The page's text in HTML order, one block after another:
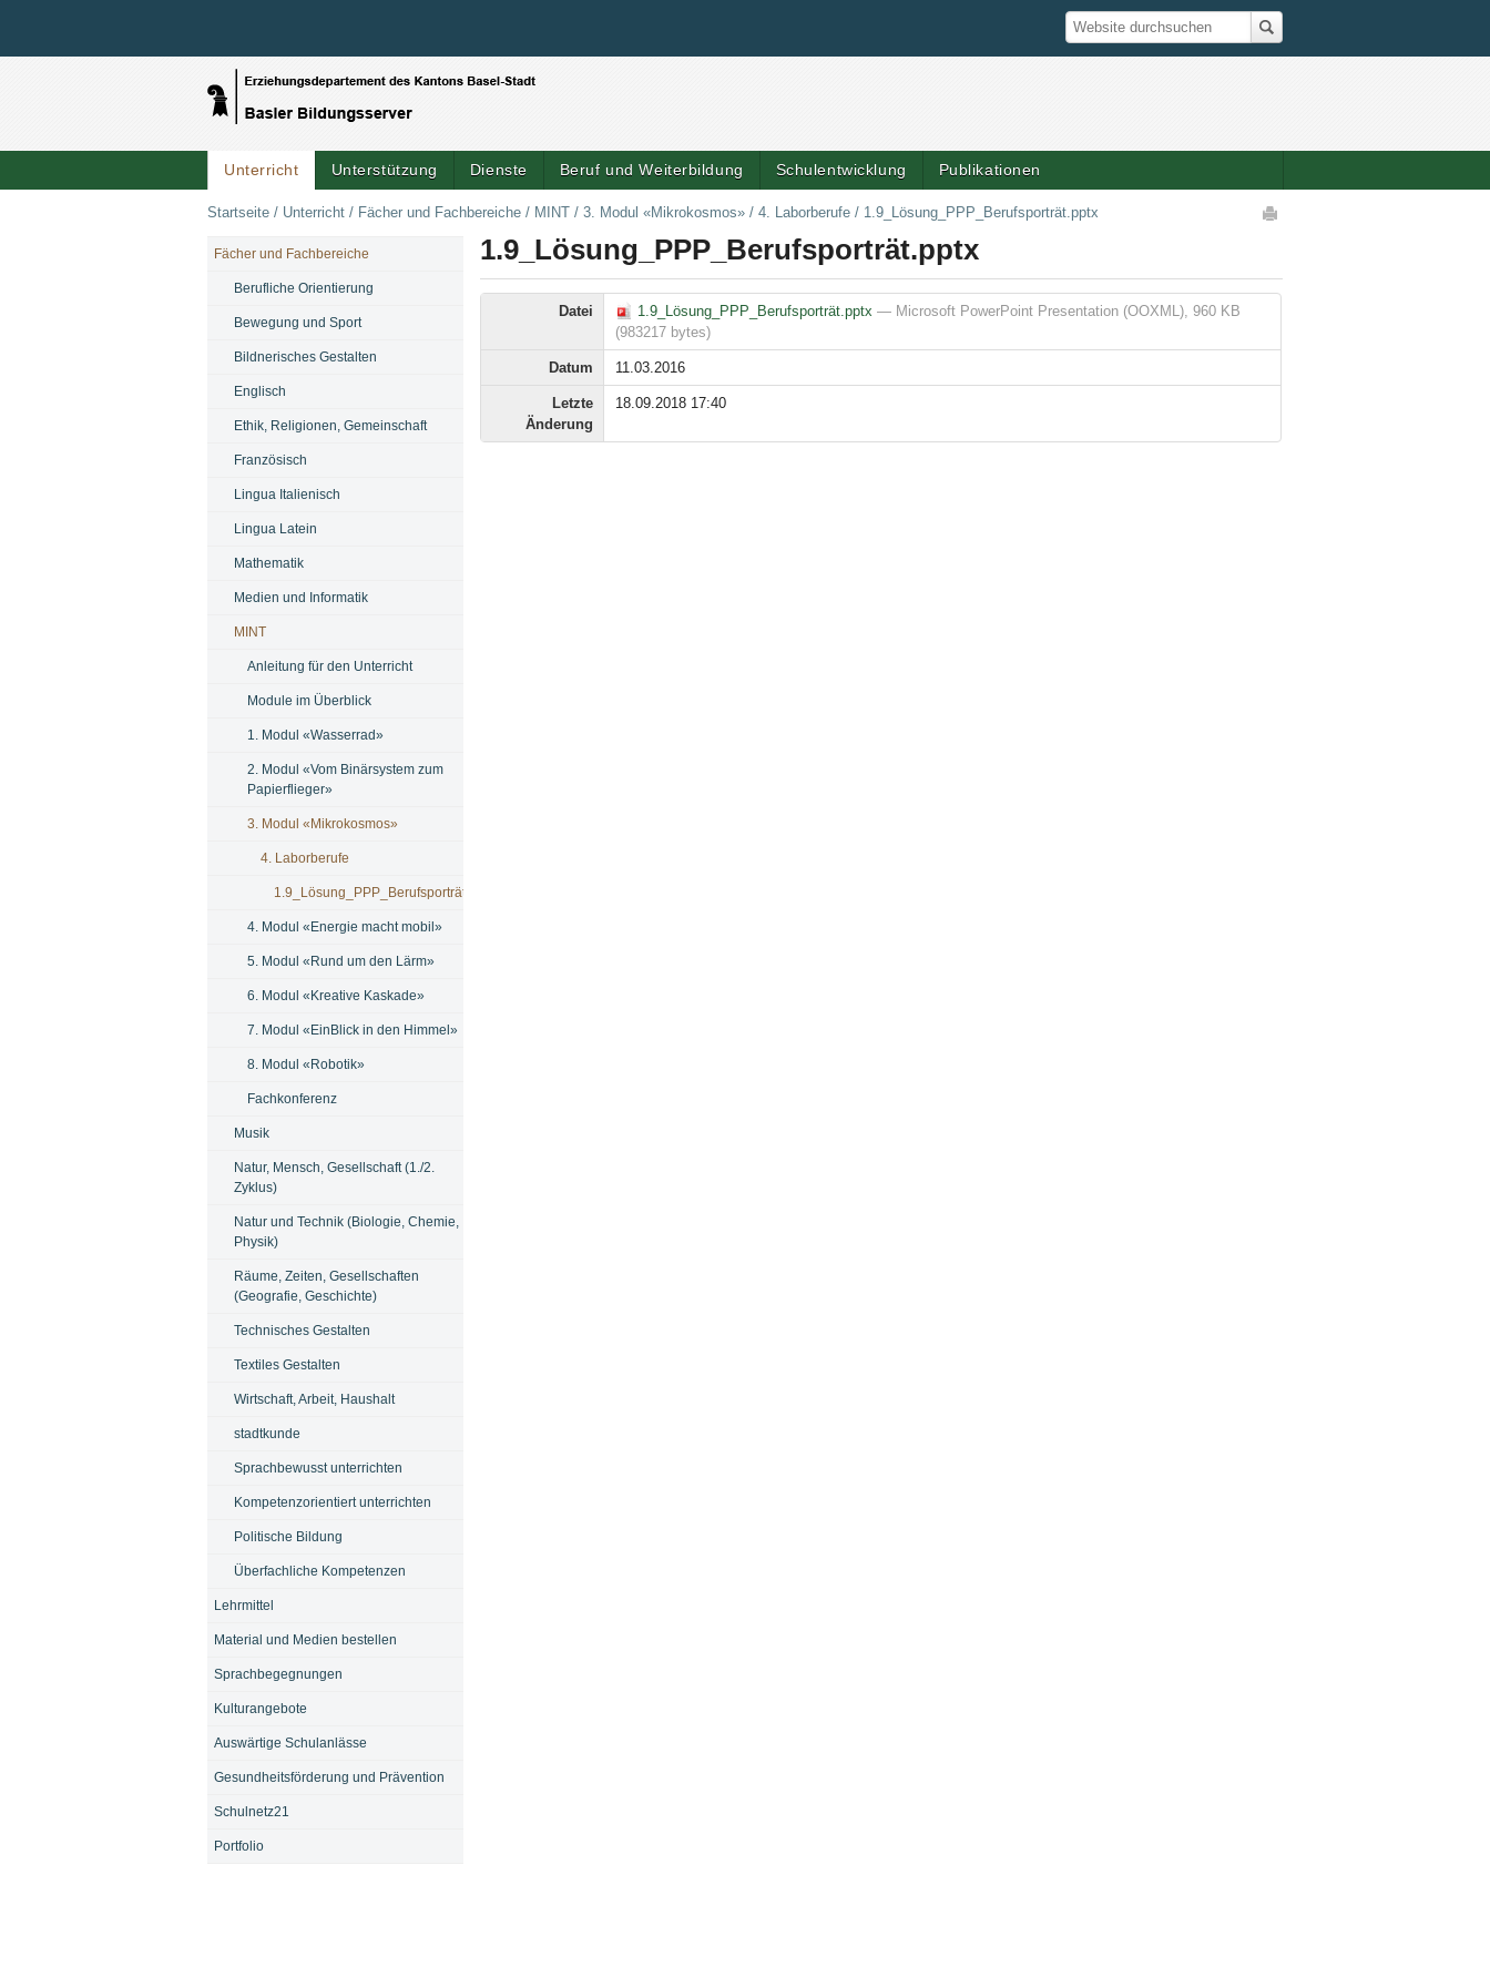
Suche
Website durchsuchen
Unterricht Unterstützung Dienste Beruf und Weiterbildung Schulentwicklung Publikationen
Startseite / Unterricht / Fächer und Fachbereiche / MINT / 3. Modul «Mikrokosmos» / 4. Laborberufe / 1.9_Lösung_PPP_Berufsporträt.pptx
1.9_Lösung_PPP_Berufsporträt.pptx
Datei 1.9_Lösung_PPP_Berufsporträt.pptx — Microsoft PowerPoint Presentation (OOXML), 960 KB
(983217 bytes)
Datum 11.03.2016
Letzte
Änderung
18.09.2018 17:40
NAVIGATION
Fächer und Fachbereiche
Berufliche Orientierung
Bewegung und Sport
Bildnerisches Gestalten
Englisch
Ethik, Religionen, Gemeinschaft
Französisch
Lingua Italienisch
Lingua Latein
Mathematik
Medien und Informatik
MINT
Anleitung für den Unterricht
Module im Überblick
1. Modul «Wasserrad»
2. Modul «Vom Binärsystem zum
Papierflieger»
3. Modul «Mikrokosmos»
4. Laborberufe
1.9_Lösung_PPP_Berufsporträt.pptx
4. Modul «Energie macht mobil»
5. Modul «Rund um den Lärm»
6. Modul «Kreative Kaskade»
7. Modul «EinBlick in den Himmel»
8. Modul «Robotik»
Fachkonferenz
Musik
Natur, Mensch, Gesellschaft (1./2.
Zyklus)
Natur und Technik (Biologie, Chemie,
Physik)
Räume, Zeiten, Gesellschaften
(Geografie, Geschichte)
Technisches Gestalten
Textiles Gestalten
Wirtschaft, Arbeit, Haushalt
stadtkunde
Sprachbewusst unterrichten
Kompetenzorientiert unterrichten
Politische Bildung
Überfachliche Kompetenzen
Lehrmittel
Material und Medien bestellen
Sprachbegegnungen
Kulturangebote
Auswärtige Schulanlässe
Gesundheitsförderung und Prävention
Schulnetz21
Portfolio